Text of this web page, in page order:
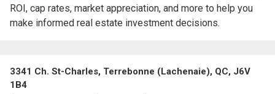
ROI, cap rates, market appreciation, and more to help you
make informed real estate investment decisions.
3341 Ch. St-Charles, Terrebonne (Lachenaie), QC, J6V
1B4